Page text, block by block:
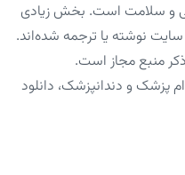
و سلامت است. بخش زیادی
نوشته یا ترجمه شده‌اند.
منبع مجاز است.
پزشک و دندانپزشک، دانلود